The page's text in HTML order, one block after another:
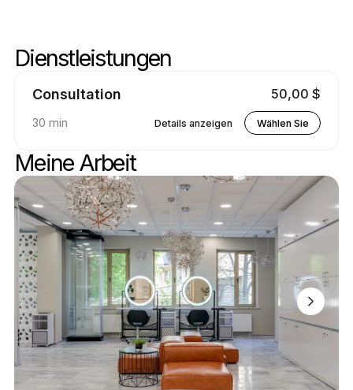
Dienstleistungen
Consultation 50,00 $
30 min Details anzeigen Wählen Sie
Meine Arbeit